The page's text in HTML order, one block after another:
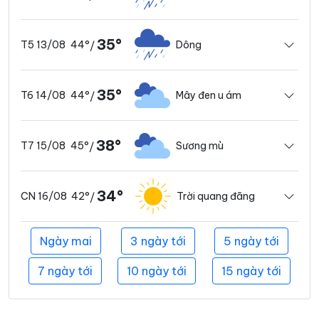
T5 13/08 44°/ 35° Dông
T6 14/08 44°/ 35° Mây đen u ám
T7 15/08 45°/ 38° Sương mù
CN 16/08 42°/ 34° Trời quang đãng
Ngày mai 3 ngày tới 5 ngày tới
7 ngày tới 10 ngày tới 15 ngày tới